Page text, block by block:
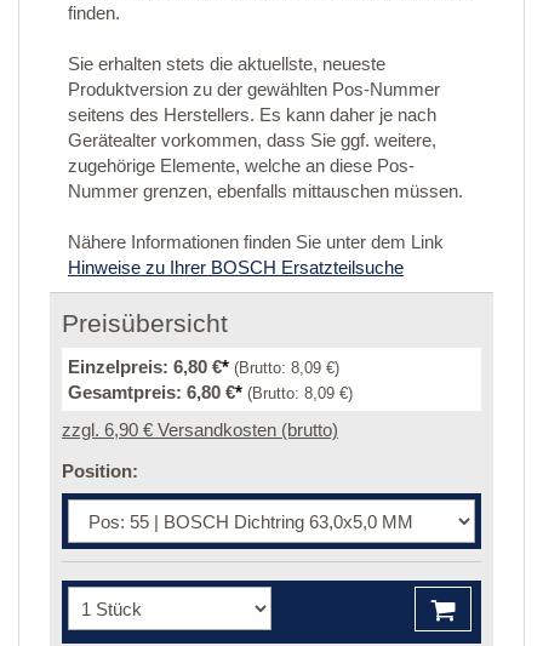
finden.
Sie erhalten stets die aktuellste, neueste
Produktversion zu der gewählten Pos-Nummer
seitens des Herstellers. Es kann daher je nach
Gerätealter vorkommen, dass Sie ggf. weitere,
zugehörige Elemente, welche an diese Pos-
Nummer grenzen, ebenfalls mittauschen müssen.
Nähere Informationen finden Sie unter dem Link
Hinweise zu Ihrer BOSCH Ersatzteilsuche
Preisübersicht
Einzelpreis: 6,80 €* (Brutto: 8,09 €)
Gesamtpreis: 6,80 €* (Brutto: 8,09 €)
zzgl. 6,90 € Versandkosten (brutto)
Position: